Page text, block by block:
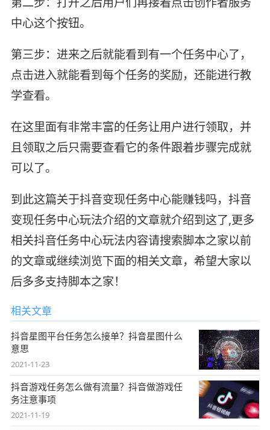
中心这个按钮。
第三步：进来之后就能看到有一个任务中心了，
点击进入就能看到每个任务的奖励，还能进行教
学查看。
在这里面有非常丰富的任务让用户进行领取，并
且领取之后只需要查看它的条件跟着步骤完成就
可以了。
到此这篇关于抖音变现任务中心能赚钱吗，抖音
变现任务中心玩法介绍的文章就介绍到这了,更多
相关抖音任务中心玩法内容请搜索脚本之家以前
的文章或继续浏览下面的相关文章，希望大家以
后多多支持脚本之家！
相关文章
抖音星图平台任务怎么接单？抖音星图什么
意思
2021-11-23
抖音游戏任务怎么做有流量？抖音做游戏任
务注意事项
2021-11-19